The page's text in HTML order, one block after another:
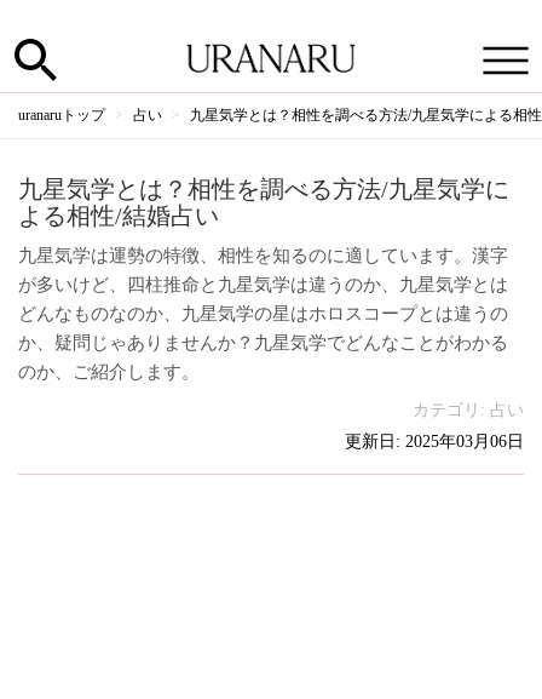
uranaruトップ 占い 九星気学とは？相性を調べる方法/九星気学による相
九星気学とは？相性を調べる方法/九星気学に
よる相性/結婚占い
九星気学は運勢の特徴、相性を知るのに適しています。漢字
が多いけど、四柱推命と九星気学は違うのか、九星気学とは
どんなものなのか、九星気学の星はホロスコープとは違うの
か、疑問じゃありませんか？九星気学でどんなことがわかる
のか、ご紹介します。
カテゴリ: 占い
更新日: 2025年03月06日